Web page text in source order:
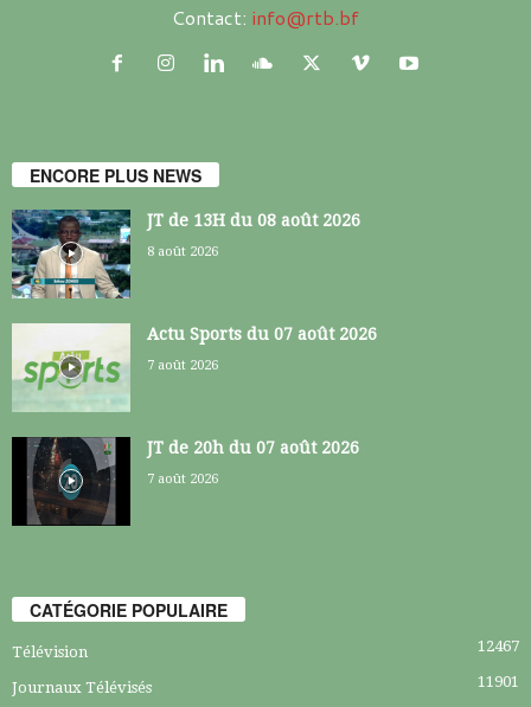
Contact: info@rtb.bf
ENCORE PLUS NEWS
JT de 13H du 08 août 2026
8 août 2026
Actu Sports du 07 août 2026
7 août 2026
JT de 20h du 07 août 2026
7 août 2026
CATÉGORIE POPULAIRE
Télévision 12467
Journaux Télévisés 11901